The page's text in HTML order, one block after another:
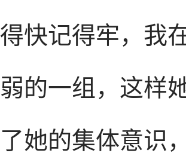
得快记得牢，我
弱的一组，这样
了她的集体意识